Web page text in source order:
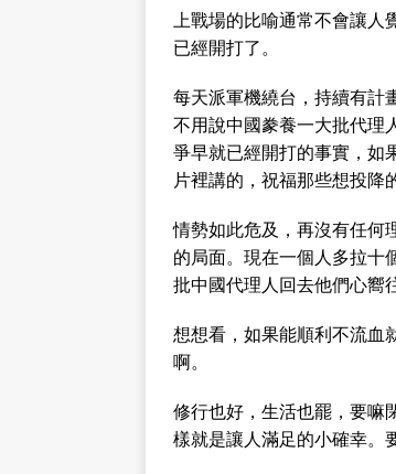
上戰場的比喻通常不會讓人
已經開打了。
每天派軍機繞台，持續有計
不用說中國豢養一大批代理
爭早就已經開打的事實，如
片裡講的，祝福那些想投降
情勢如此危及，再沒有任何
的局面。現在一個人多拉十
批中國代理人回去他們心嚮
想想看，如果能順利不流血
啊。
修行也好，生活也罷，要嘛
樣就是讓人滿足的小確幸。